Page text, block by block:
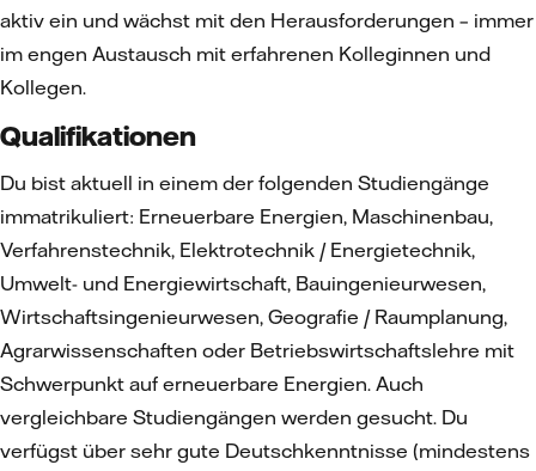
aktiv ein und wächst mit den Herausforderungen – immer
im engen Austausch mit erfahrenen Kolleginnen und
Kollegen.
Qualifikationen
Du bist aktuell in einem der folgenden Studiengänge
immatrikuliert: Erneuerbare Energien, Maschinenbau,
Verfahrenstechnik, Elektrotechnik / Energietechnik,
Umwelt- und Energiewirtschaft, Bauingenieurwesen,
Wirtschaftsingenieurwesen, Geografie / Raumplanung,
Agrarwissenschaften oder Betriebswirtschaftslehre mit
Schwerpunkt auf erneuerbare Energien. Auch
vergleichbare Studiengängen werden gesucht. Du
verfügst über sehr gute Deutschkenntnisse (mindestens